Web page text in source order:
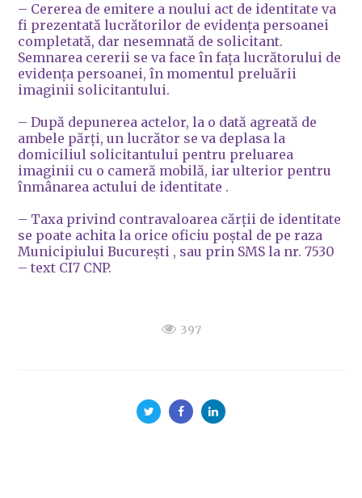
– Cererea de emitere a noului act de identitate va
fi prezentată lucrătorilor de evidența persoanei
completată, dar nesemnată de solicitant.
Semnarea cererii se va face în fața lucrătorului de
evidența persoanei, în momentul preluării
imaginii solicitantului.
– După depunerea actelor, la o dată agreată de
ambele părți, un lucrător se va deplasa la
domiciliul solicitantului pentru preluarea
imaginii cu o cameră mobilă, iar ulterior pentru
înmânarea actului de identitate .
– Taxa privind contravaloarea cărții de identitate
se poate achita la orice oficiu poștal de pe raza
Municipiului București , sau prin SMS la nr. 7530
– text CI7 CNP.
397